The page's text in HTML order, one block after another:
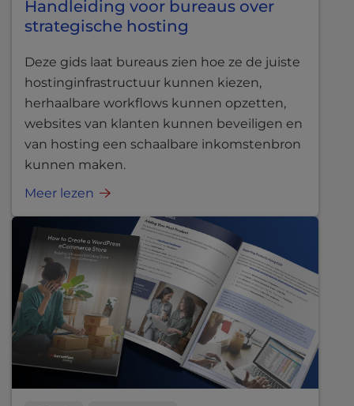
Handleiding voor bureaus over
strategische hosting
Deze gids laat bureaus zien hoe ze de juiste
hostinginfrastructuur kunnen kiezen,
herhaalbare workflows kunnen opzetten,
websites van klanten kunnen beveiligen en
van hosting een schaalbare inkomstenbron
kunnen maken.
Meer lezen